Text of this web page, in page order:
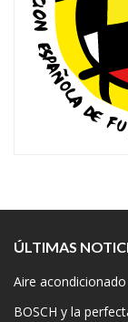
ÚLTIMAS
Aire
BOSCH y la